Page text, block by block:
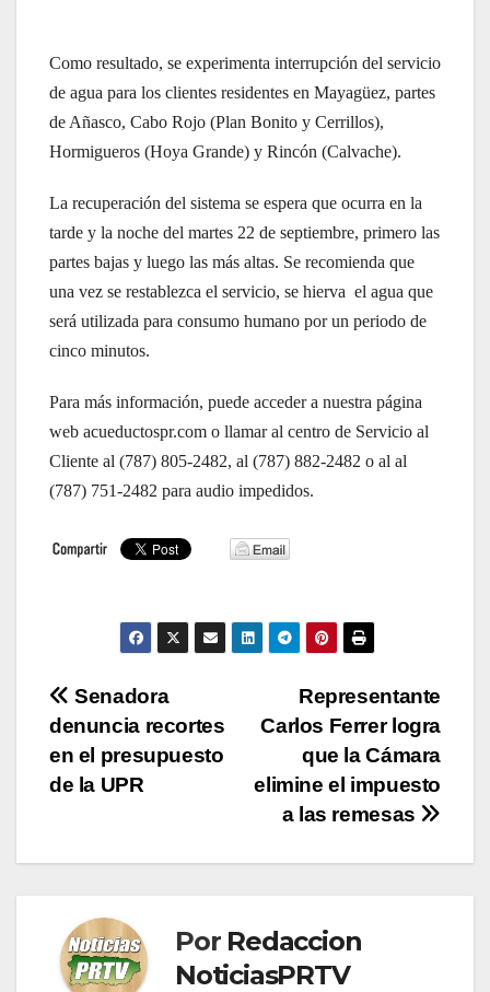
Como resultado, se experimenta interrupción del servicio
de agua para los clientes residentes en Mayagüez, partes
de Añasco, Cabo Rojo (Plan Bonito y Cerrillos),
Hormigueros (Hoya Grande) y Rincón (Calvache).
La recuperación del sistema se espera que ocurra en la
tarde y la noche del martes 22 de septiembre, primero las
partes bajas y luego las más altas. Se recomienda que
una vez se restablezca el servicio, se hierva el agua que
será utilizada para consumo humano por un periodo de
cinco minutos.
Para más información, puede acceder a nuestra página
web acueductospr.com o llamar al centro de Servicio al
Cliente al (787) 805-2482, al (787) 882-2482 o al al
(787) 751-2482 para audio impedidos.
Navegación
de
entradas
Representante
Carlos Ferrer logra
que la Cámara
elimine el impuesto
a las remesas
Senadora
denuncia recortes
en el presupuesto
de la UPR
Por Redaccion
NoticiasPRTV